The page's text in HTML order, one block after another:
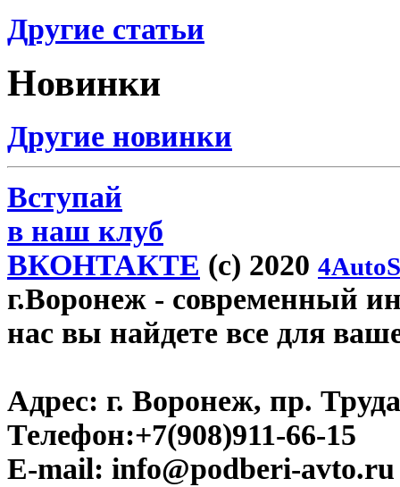
Другие статьи
Новинки
Другие новинки
Вступай
в наш клуб
ВКОНТАКТЕ (c) 2020
г.Воронеж - современный
нас вы найдете все для
Адрес: г. Воронеж, пр.
Телефон:+7(908)911-66-15
E-mail: info@podberi-avto.ru